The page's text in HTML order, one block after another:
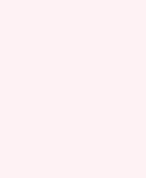
83